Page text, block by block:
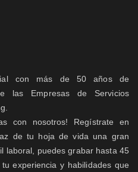
con más de 50 años de
las Empresas de Servicios
con nosotros! Regístrate en
de tu hoja de vida una gran
laboral, puedes grabar hasta 45
experiencia y habilidades que